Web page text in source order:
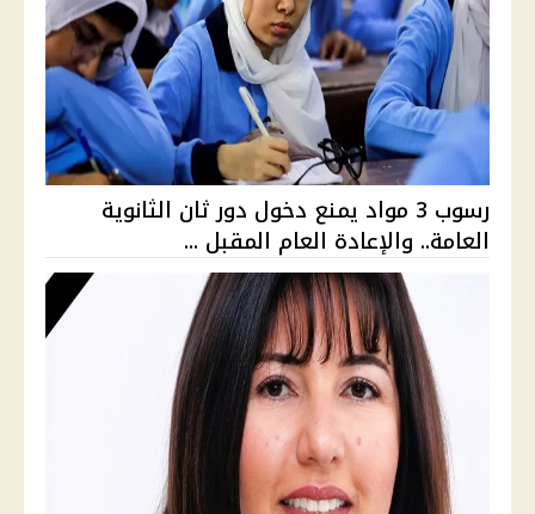
رسوب 3 مواد يمنع دخول دور ثان الثانوية
العامة.. والإعادة العام المقبل ...